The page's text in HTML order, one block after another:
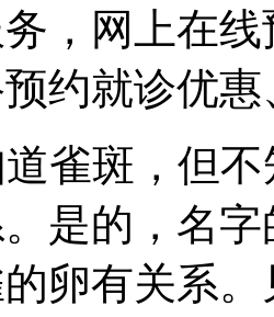
，网上在
约就诊优
雀斑，但不
是的，名
卵有关系